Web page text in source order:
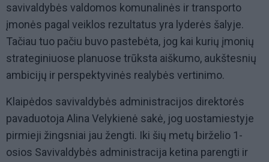
savivaldybės valdomos komunalinės ir transporto
įmonės pagal veiklos rezultatus yra lyderės šalyje.
Tačiau tuo pačiu buvo pastebėta, jog kai kurių įmonių
strateginiuose planuose trūksta aiškumo, aukštesnių
ambicijų ir perspektyvinės realybės vertinimo.
Klaipėdos savivaldybės administracijos direktorės
pavaduotoja Alina Velykienė sakė, jog uostamiestyje
pirmieji žingsniai jau žengti. Iki šių metų birželio 1-
osios Savivaldybės administracija ketina parengti ir